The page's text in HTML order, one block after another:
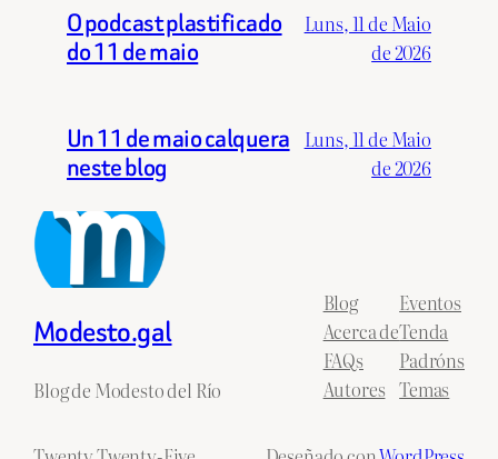
O podcast plastificado
do 11 de maio
Luns, 11 de Maio
de 2026
Un 11 de maio calquera
neste blog
Luns, 11 de Maio
de 2026
Modesto.gal
Blog de Modesto del Río
Blog
Acerca de
FAQs
Autores
Eventos
Tenda
Padróns
Temas